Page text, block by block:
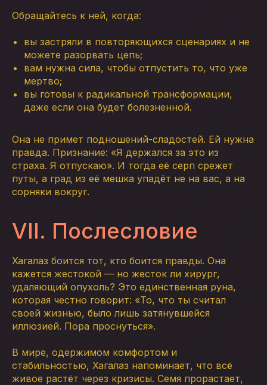
Обращайтесь к ней, когда:
вы застряли в повторяющихся сценариях и не
можете разорвать цепь;
вам нужна сила, чтобы отпустить то, что уже
мертво;
вы готовы к радикальной трансформации,
даже если она будет болезненной.
Она не примет подношений-сладостей. Ей нужна
правда. Признание: «Я держался за это из
страха. Я отпускаю». И тогда её серп срежет
путы, а град из её мешка упадёт не на вас, а на
сорняки вокруг.
VII. Послесловие
Хагалаз боится тот, кто боится правды. Она
кажется жестокой — но жесток ли хирург,
удаляющий опухоль? Это единственная руна,
которая честно говорит: «То, что ты считал
своей жизнью, было лишь затянувшейся
иллюзией. Пора проснуться».
В мире, одержимом комфортом и
стабильностью, Хагалаз напоминает, что всё
живое растёт через кризисы. Семя прорастает,